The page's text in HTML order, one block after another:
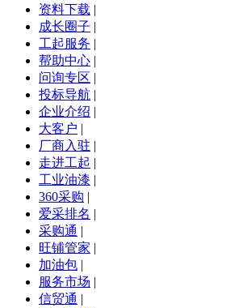
资料下载 |
成长圈子 |
工起服务 |
帮助中心 |
问询专区 |
投标导航 |
企业介绍 |
大客户 |
厂商入驻 |
走进工起 |
工业油漆 |
360采购 |
爱采排名 |
采购通 |
旺铺管家 |
加油包 |
服务市场 |
信贸通 |